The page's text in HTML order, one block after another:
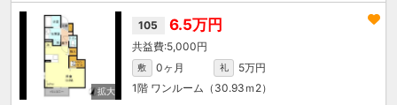
105 6.5万円
5,000円
敷 0ヶ月 礼
5万円
1階 ワンルーム（30.93ｍ 2）